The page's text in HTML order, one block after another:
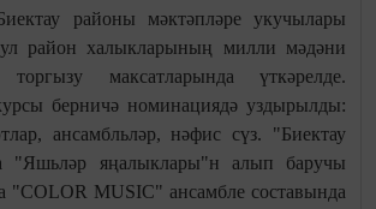
районы мәктәпләре укучылары
район халыкларының милли мәдәни
торгызу максатларында үткәрелде.
берничә номинациядә уздырылды:
ансамбльләр, нәфис сүз. "Биектау
"Яшьләр яңалыклары"н алып баручы
"COLOR MUSIC" ансамбле составында